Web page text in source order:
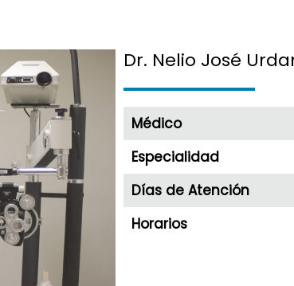
Dr. Nelio José
Médico
Especialidad
Días de Atención
Horarios